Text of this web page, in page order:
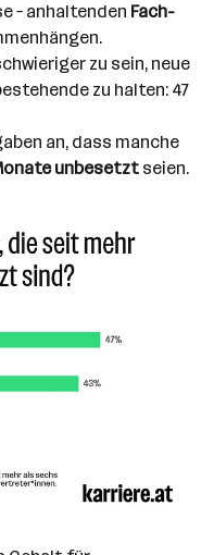
– anhaltenden Fach-
zu sein, neue
zu halten: 47
an, dass manche
unbesetzt seien.